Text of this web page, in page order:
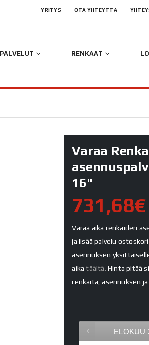
YRITYS OTA YHTEYTTÄ
PALVELUT RENKAAT
Varaa
16"
731,68€
Varaa aika renkaiden
ja lisää palvelu
asennuksen
aikatäältä. Hinta pitää
renkaita, asennuksen ja
ELOKUU